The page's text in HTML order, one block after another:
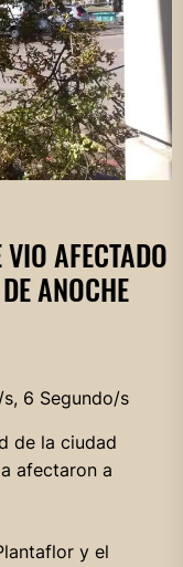
AFECTADO
ANOCHE
6 Segundo/s
de la ciudad
afectaron a
y el